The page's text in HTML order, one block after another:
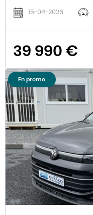
15-04-2026
39 990 €
En promo